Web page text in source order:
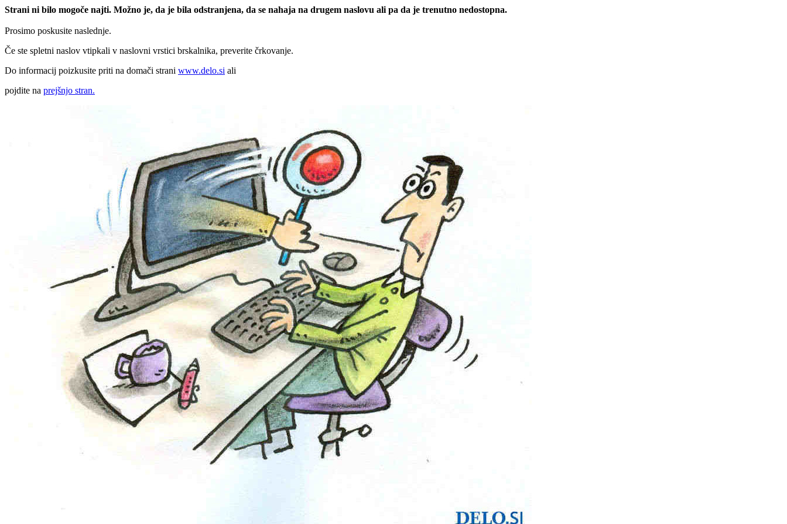
Strani ni bilo mogoče najti. Možno je, da je bila odstranjena, da se nahaja na drugem naslovu ali pa da je trenutno nedostopna.
Prosimo poskusite naslednje.
Če ste spletni naslov vtipkali v naslovni vrstici brskalnika, preverite črkovanje.
Do informacij poizkusite priti na domači strani www.delo.si ali
pojdite na prejšnjo stran.